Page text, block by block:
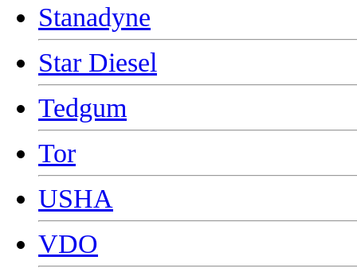
Stanadyne
Star Diesel
Tedgum
Tor
USHA
VDO